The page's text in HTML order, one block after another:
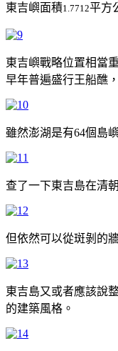
東吉嶼面積1.7712平方
東吉嶼戰略位置相當
早年普遍盛行王船醮
雖然澎湖是有64個島
查了一下東吉島在清
但依然可以從斑剝的
東吉島又或者應該說
的建築風格。